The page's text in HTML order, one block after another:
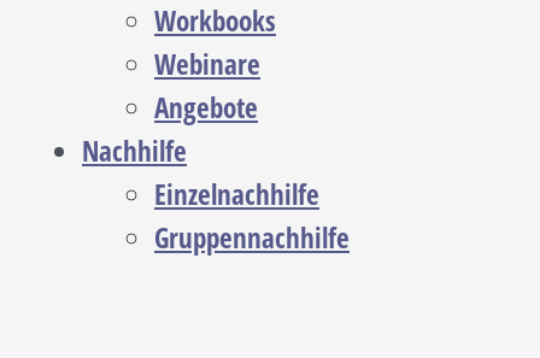
Workbooks
Webinare
Angebote
Nachhilfe
Einzelnachhilfe
Gruppennachhilfe